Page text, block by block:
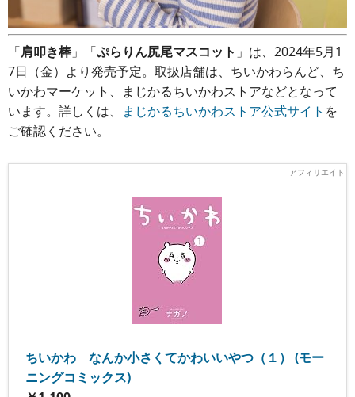
「肩叩き棒」「ぷらりん尻尾マスコット 」は、2024年5月1
7日（金）より発売予定。取扱店舗は、ちいかわらんど、ち
いかわマーケット、まじかるちいかわストアなどとなって
います。詳しくは、
まじかるちいかわストア公式サイト を
ご確認ください。
ちいかわ なんか小さくてかわいいやつ（１） (モー
ニングコミックス)